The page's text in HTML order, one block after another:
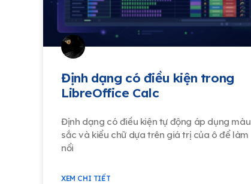
Định dạng có điều kiện trong
LibreOffice Calc
Định dạng có điều kiện tự động áp dụng màu
sắc và kiểu chữ dựa trên giá trị của ô để làm
nổi
XEM CHI TIẾT